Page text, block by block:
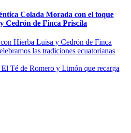
Colada Morada con el toque
Cedrón de Finca Priscila
Hierba Luisa y Cedrón de Finca
las tradiciones ecuatorianas